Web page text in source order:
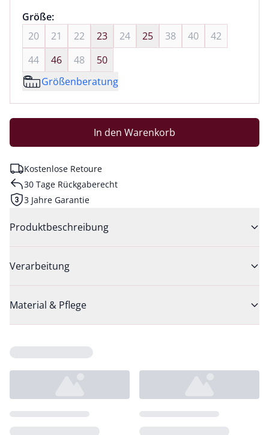
Größenauswahl:
Größe:nichts ausgewählt
20
21 22 23 24 25 38 40
42
44
46 48
50
Größenberatung
In den Warenkorb
Kostenlose Retoure
30 Tage Rückgaberecht
3 Jahre Garantie
Produktbeschreibung
Verarbeitung
Material & Pflege